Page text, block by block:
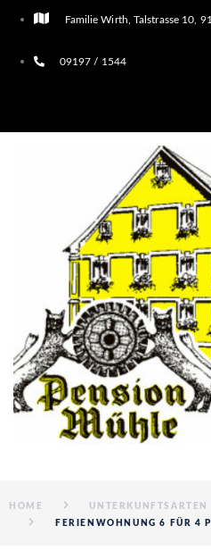
Familie Wirth, Talstrasse 10,
09197 / 1544
HOME UNTERKUNFTSARTEN
FERIENWOHNUNG 6 FÜR 4